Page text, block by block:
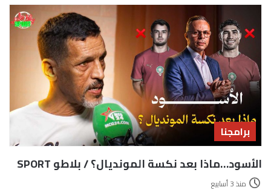
برامجنا
الأسود…ماذا بعد نكسة المونديال؟ / بلاطو SPORT
منذ 3 أسابيع